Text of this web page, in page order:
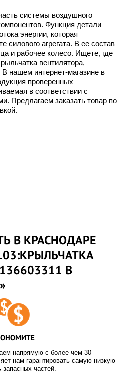
системы воздушного
Функция детали
энергии, которая
силового агрегата. В ее состав
и рабочее колесо. Ищете, где
вентилятора,
В нашем интернет-магазине в
проверенных
в соответствии с
Предлагаем заказать товар по
В КРАСНОДАРЕ
В
напрямую с более чем 30
нам гарантировать самую низкую
запасных частей.